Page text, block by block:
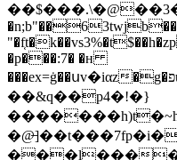
�n;b"��63twjb��׼x '��e]������)�$���@����
�p���:7� �ʜ
���ex=ġ��սv�iαz�g�פu!h���g���y>?�k
��&q��p4�!�}
���l���